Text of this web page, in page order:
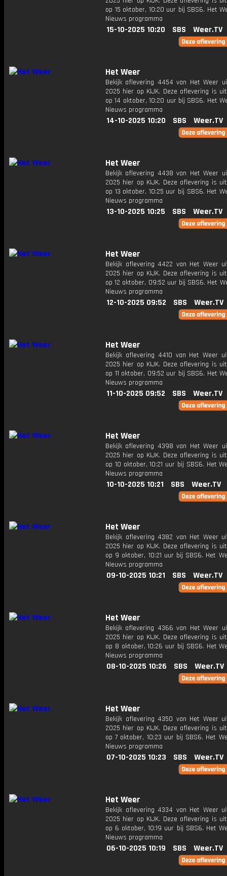
op 15 oktober, 10:20 uur bij SBS6. Het
Nieuws programma
15-10-2025 10:20 SBS Weer.TV
Het Weer
Bekijk aflevering 4454 van Het Weer
2025 hier op KIJK. Deze aflevering is
op 14 oktober, 10:20 uur bij SBS6. Het
Nieuws programma
14-10-2025 10:20 SBS Weer.TV
Het Weer
Bekijk aflevering 4438 van Het Weer
2025 hier op KIJK. Deze aflevering is
op 13 oktober, 10:25 uur bij SBS6. Het
Nieuws programma
13-10-2025 10:25 SBS Weer.TV
Het Weer
Bekijk aflevering 4422 van Het Weer
2025 hier op KIJK. Deze aflevering is
op 12 oktober, 09:52 uur bij SBS6. Het
Nieuws programma
12-10-2025 09:52 SBS Weer.TV
Het Weer
Bekijk aflevering 4410 van Het Weer
2025 hier op KIJK. Deze aflevering is
op 11 oktober, 09:52 uur bij SBS6. Het
Nieuws programma
11-10-2025 09:52 SBS Weer.TV
Het Weer
Bekijk aflevering 4398 van Het Weer
2025 hier op KIJK. Deze aflevering is
op 10 oktober, 10:21 uur bij SBS6. Het
Nieuws programma
10-10-2025 10:21 SBS Weer.TV
Het Weer
Bekijk aflevering 4382 van Het Weer
2025 hier op KIJK. Deze aflevering is
op 9 oktober, 10:21 uur bij SBS6. Het
Nieuws programma
09-10-2025 10:21 SBS Weer.TV
Het Weer
Bekijk aflevering 4366 van Het Weer
2025 hier op KIJK. Deze aflevering is
op 8 oktober, 10:26 uur bij SBS6. Het
Nieuws programma
08-10-2025 10:26 SBS Weer.TV
Het Weer
Bekijk aflevering 4350 van Het Weer
2025 hier op KIJK. Deze aflevering is
op 7 oktober, 10:23 uur bij SBS6. Het
Nieuws programma
07-10-2025 10:23 SBS Weer.TV
Het Weer
Bekijk aflevering 4334 van Het Weer
2025 hier op KIJK. Deze aflevering is
op 6 oktober, 10:19 uur bij SBS6. Het
Nieuws programma
06-10-2025 10:19 SBS Weer.TV